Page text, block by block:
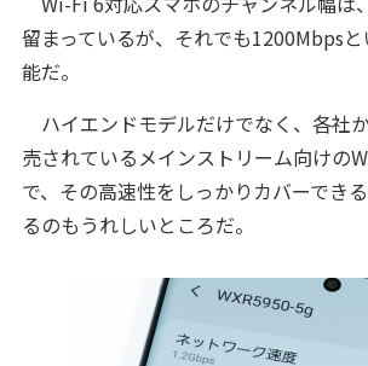
留まっているが、それでも1200Mbps
能だ。
ハイエンドモデルだけでなく、各社
売されているメインストリーム向けの
で、その高速性をしっかりカバーでき
るのもうれしいところだ。